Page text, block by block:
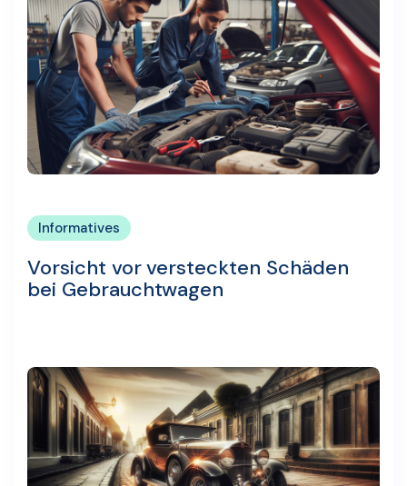
Informatives
Vorsicht vor versteckten Schäden
bei Gebrauchtwagen